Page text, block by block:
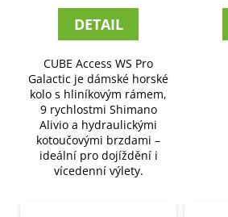
DETAIL
CUBE Access WS Pro
Galactic je dámské horské
kolo s hliníkovým rámem,
9 rychlostmi Shimano
Alivio a hydraulickými
kotoučovými brzdami –
ideální pro dojíždění i
vícedenní výlety.